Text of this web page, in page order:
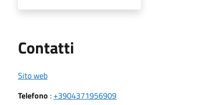
Contatti
Sito web
Telefono : +3904371956909